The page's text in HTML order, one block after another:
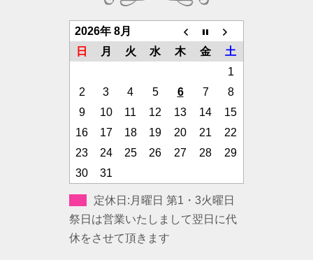
2026年 8月
日
月 火 水 木 金
土
1
2
3 4 5 6 7
8
9
10 11 12 13 14
15
16
17 18 19 20 21
22
23
24 25 26 27 28
29
30
31
定休日:月曜日 第1・3火曜日
祭日は営業いたしまして翌日に代
休をさせて頂きます